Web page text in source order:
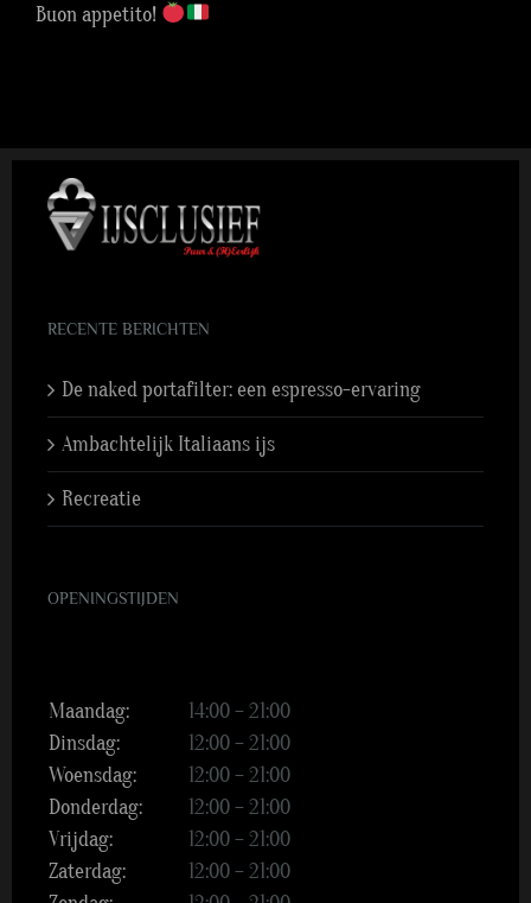
Buon appetito!
RECENTE BERICHTEN
De naked portafilter: een espresso-ervaring
Ambachtelijk Italiaans ijs
Recreatie
OPENINGSTIJDEN
Maandag:
14:00 – 21:00
Dinsdag:
12:00 – 21:00
Woensdag:
12:00 – 21:00
Donderdag:
12:00 – 21:00
Vrijdag:
12:00 – 21:00
Zaterdag:
12:00 – 21:00